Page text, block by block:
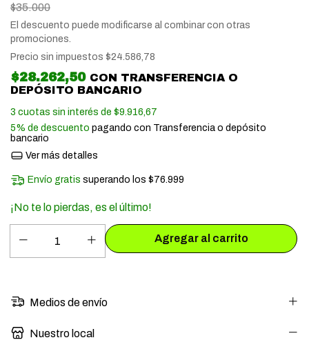
$35.000
El descuento puede modificarse al combinar con otras
promociones.
Precio sin impuestos $24.586,78
$28.262,50 CON TRANSFERENCIA O
DEPÓSITO BANCARIO
3 cuotas sin interés de $9.916,67
5% de descuento pagando con Transferencia o depósito
bancario
Ver más detalles
Envío gratis superando los$76.999
¡No te lo pierdas, es el último!
Medios de envío
Nuestro local